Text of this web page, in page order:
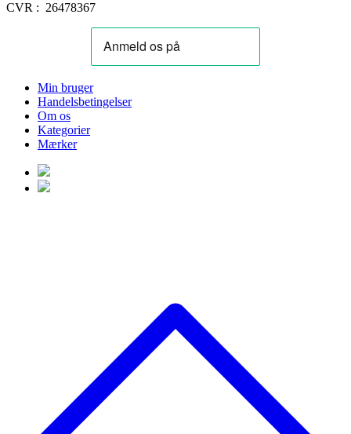
CVR : 26478367
Min bruger
Handelsbetingelser
Om os
Kategorier
Mærker